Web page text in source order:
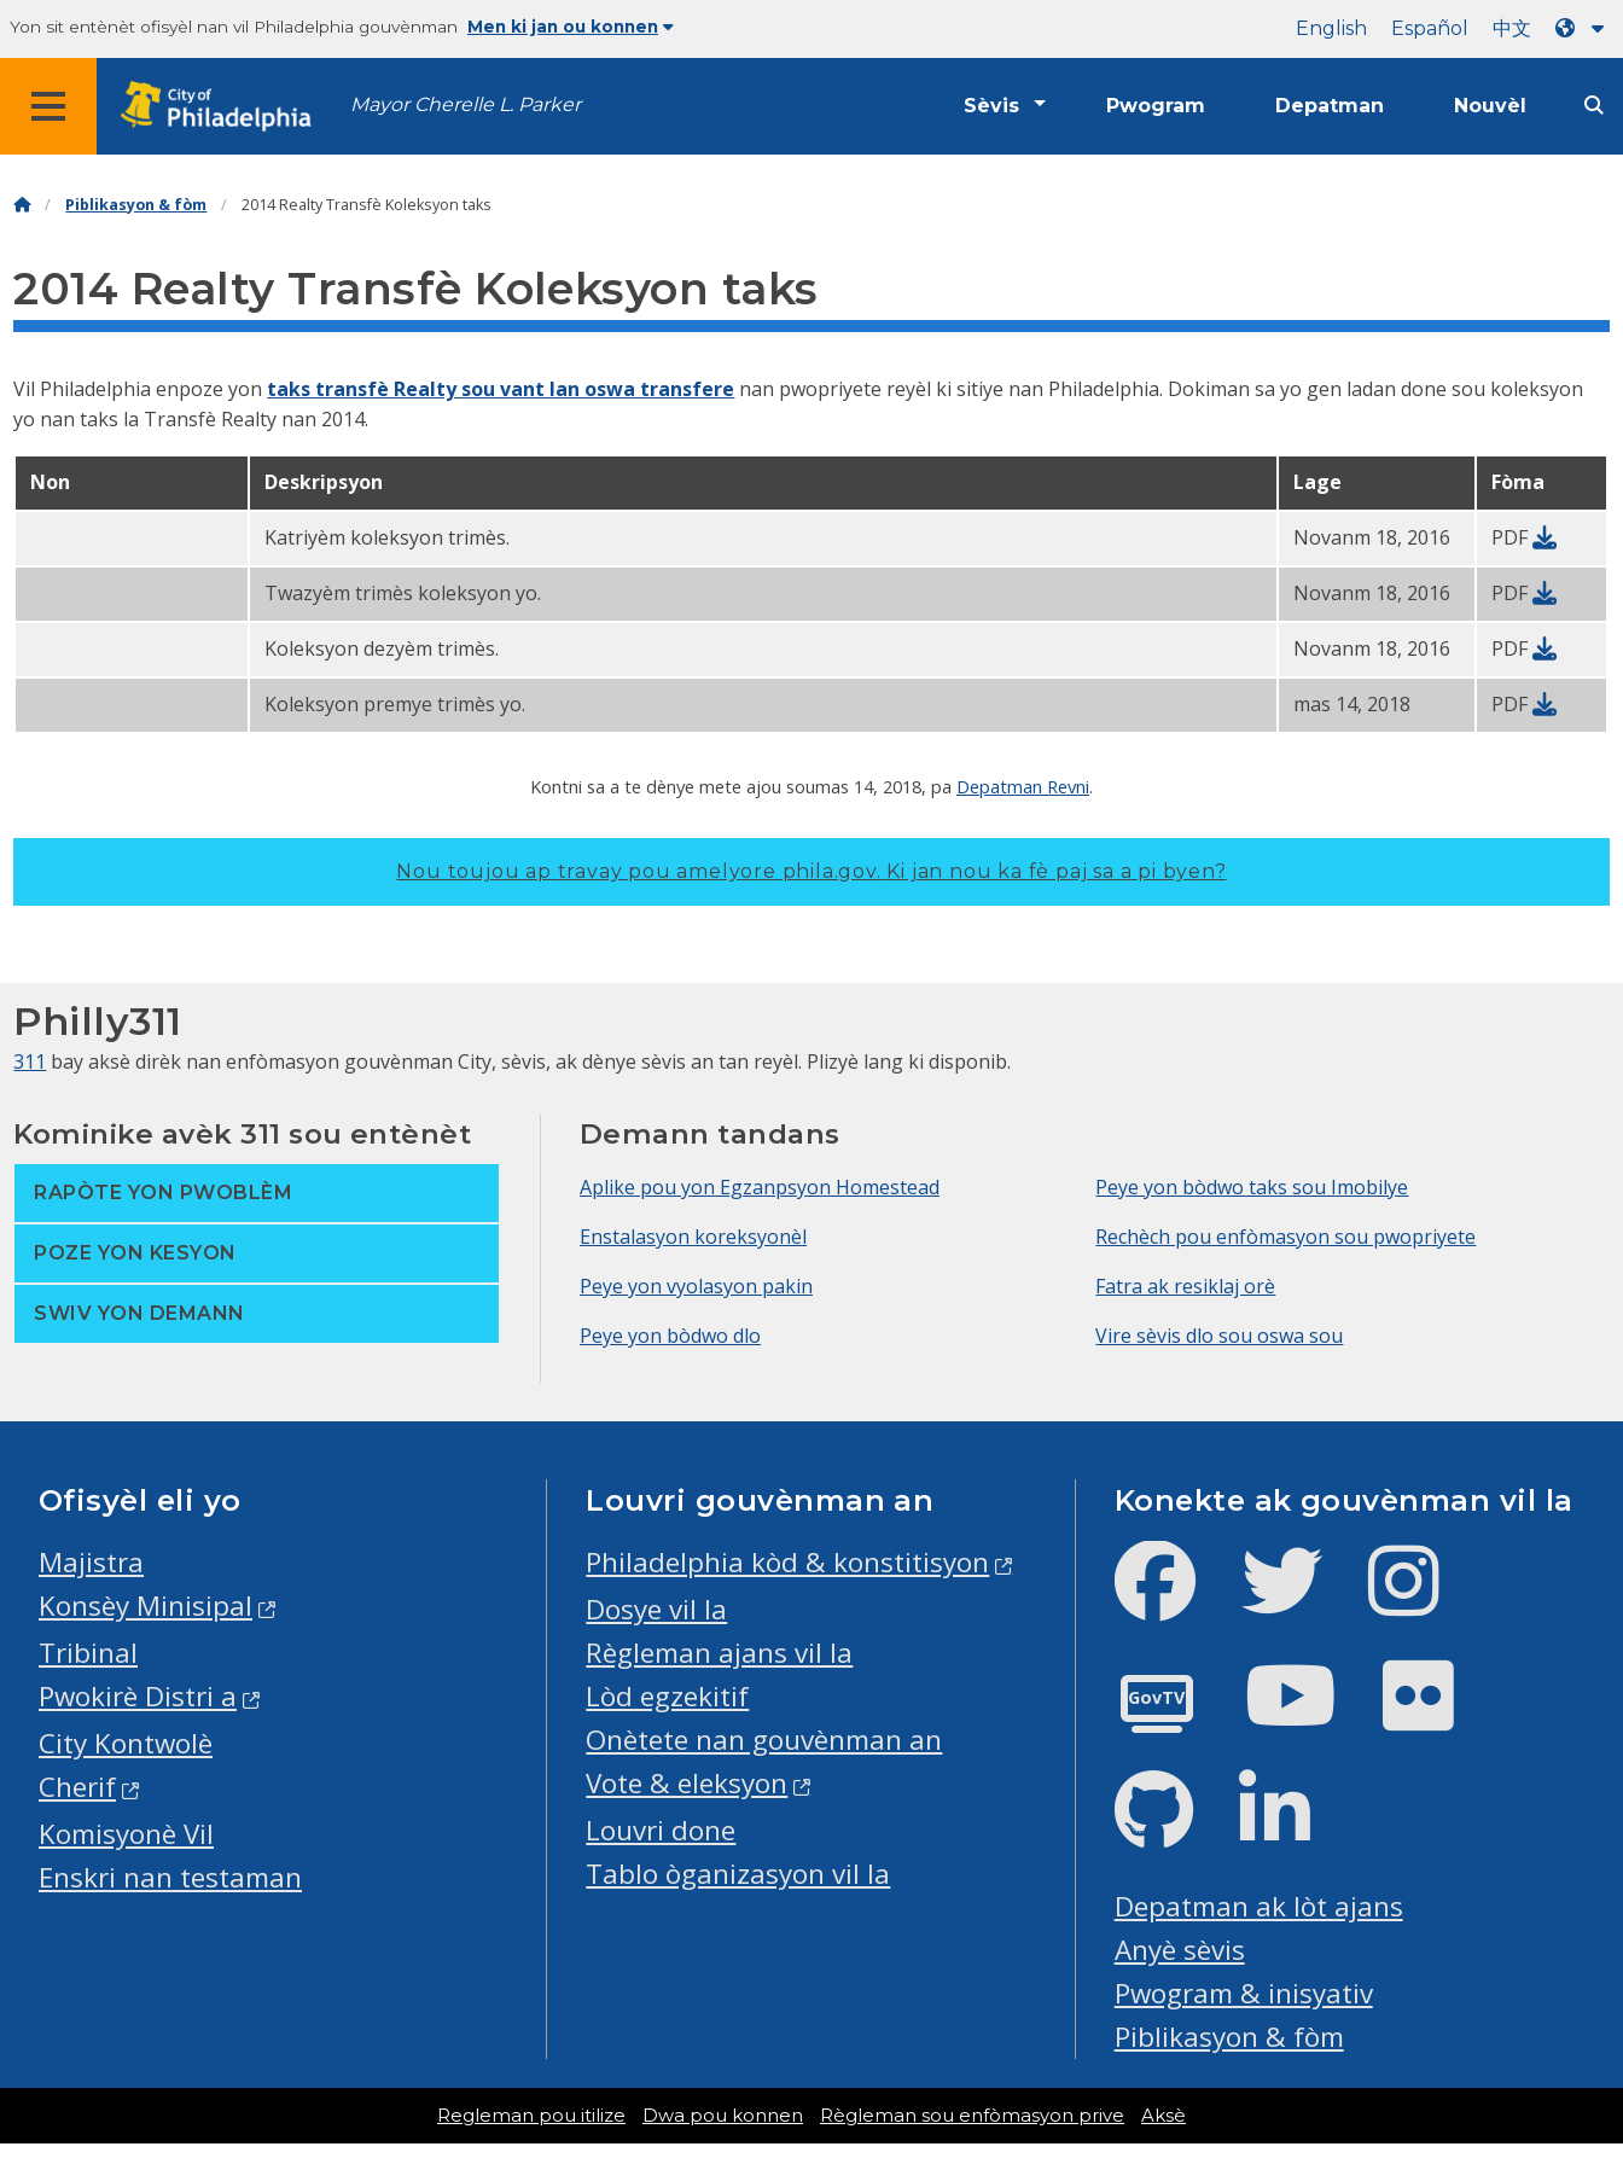
Yon sit entènèt ofisyèl nan vil Philadelphia gouvènman Men ki jan ou konnen English Español 中文
Mayor Cherelle L. Parker Sèvis Pwogram Depatman Nouvèl
Piblikasyon & fòm 2014 Realty Transfè Koleksyon taks
2014 Realty Transfè Koleksyon taks
Vil Philadelphia enpoze yon taks transfè Realty sou vant lan oswa transfere nan pwopriyete reyèl ki sitiye nan Philadelphia. Dokiman sa yo gen ladan done sou koleksyon
yo nan taks la Transfè Realty nan 2014.
Non Deskripsyon Lage Fòma
2014 Q4 Realty Transfè Taks PDF
Katriyèm koleksyon trimès. Novanm 18, 2016 PDF
2014 Q3 Realty Transfè Taks PDF
Twazyèm trimès koleksyon yo. Novanm 18, 2016 PDF
2014 Q2 Realty Transfè Taks PDF
Koleksyon dezyèm trimès. Novanm 18, 2016 PDF
2014 Q1 Realty Transfè Taks PDF
Koleksyon premye trimès yo. mas 14, 2018 PDF
Kontni sa a te dènye mete ajou soumas 14, 2018, pa Depatman Revni.
Nou toujou ap travay pou amelyore phila.gov. Ki jan nou ka fè paj sa a pi byen?
Philly311
311 bay aksè dirèk nan enfòmasyon gouvènman City, sèvis, ak dènye sèvis an tan reyèl. Plizyè lang ki disponib.
Kominike avèk 311 sou entènèt
RAPÒTE YON PWOBLÈM
POZE YON KESYON
SWIV YON DEMANN
Demann tandans
Aplike pou yon Egzanpsyon Homestead
Enstalasyon koreksyonèl
Peye yon vyolasyon pakin
Peye yon bòdwo dlo
Peye yon bòdwo taks sou Imobilye
Rechèch pou enfòmasyon sou pwopriyete
Fatra ak resiklaj orè
Vire sèvis dlo sou oswa sou
Ofisyèl eli yo
Majistra
Konsèy Minisipal
Tribinal
Pwokirè Distri a
City Kontwolè
Cherif
Komisyonè Vil
Enskri nan testaman
Louvri gouvènman an
Philadelphia kòd & konstitisyon
Dosye vil la
Règleman ajans vil la
Lòd egzekitif
Onètete nan gouvènman an
Vote & eleksyon
Louvri done
Tablo òganizasyon vil la
Konekte ak gouvènman vil la
FacebookTwitter Instagram
GovTV
Youtube Flickr
GitHub
Depatman ak lòt ajans
Anyè sèvis
Pwogram & inisyativ
Piblikasyon & fòm
Regleman pou itilize Dwa pou konnen Règleman sou enfòmasyon prive Aksè